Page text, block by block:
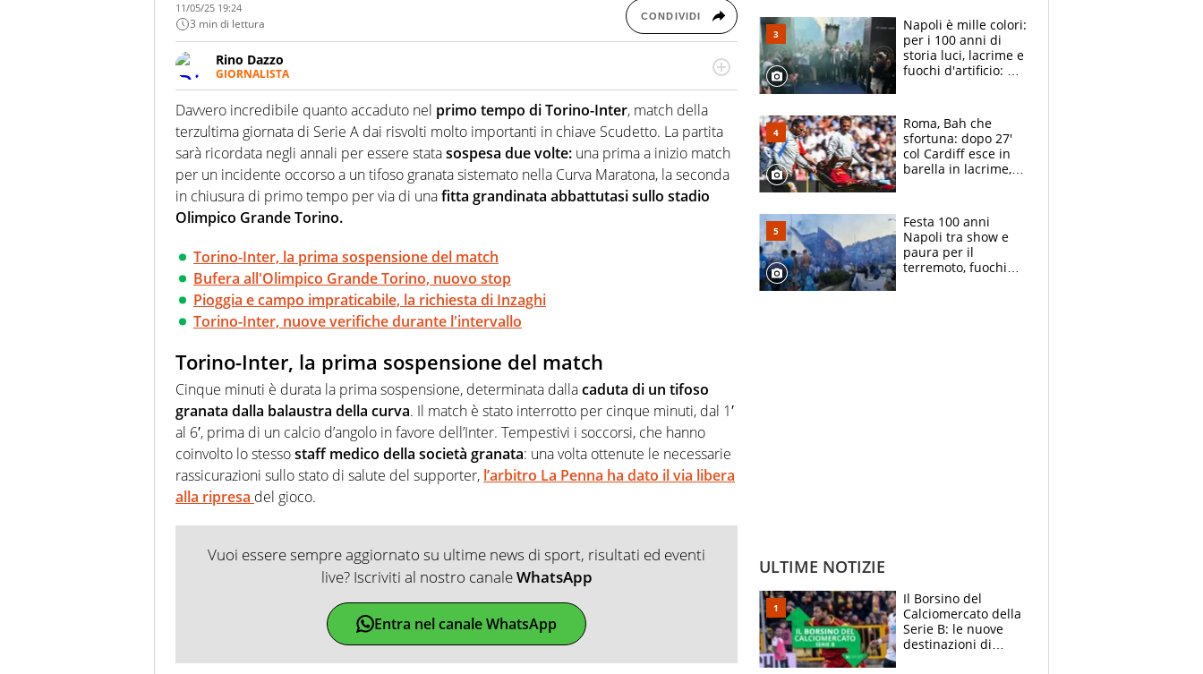
11/05/25 19:24
3 min di lettura CONDIVIDI
Rino Dazzo
GIORNALISTA
Se mai ci fosse modo di traslare il glossario del calcio in una nicchia di esperti, lui ne
farebbe parte. Non si perde una svista arbitrale né gli umori social del mondo delle
curve
Davvero incredibile quanto accaduto nel primo tempo di Torino-Inter, match della
terzultima giornata di Serie A dai risvolti molto importanti in chiave Scudetto. La partita
sarà ricordata negli annali per essere statasospesa due volte: una prima a inizio match
per un incidente occorso a un tifoso granata sistemato nella Curva Maratona, la seconda
in chiusura di primo tempo per via di unafitta grandinata abbattutasi sullo stadio
Olimpico Grande Torino.
Torino-Inter, la prima sospensione del match
Bufera all'Olimpico Grande Torino, nuovo stop
Pioggia e campo impraticabile, la richiesta di Inzaghi
Torino-Inter, nuove verifiche durante l'intervallo
Torino-Inter, la prima sospensione del match
Cinque minuti è durata la prima sospensione, determinata dallacaduta di un tifoso
granata dalla balaustra della curva. Il match è stato interrotto per cinque minuti, dal 1′
al 6′, prima di un calcio d’angolo in favore dell’Inter. Tempestivi i soccorsi, che hanno
coinvolto lo stessostaff medico della società granata: una volta ottenute le necessarie
rassicurazioni sullo stato di salute del supporter, l’arbitro La Penna ha dato il via libera
alla ripresa del gioco.
Vuoi essere sempre aggiornato su ultime news di sport, risultati ed eventi
live? Iscriviti al nostro canaleWhatsApp
Entra nel canale WhatsApp
bigliettini
Napoli è mille colori:
per i 100 anni di
storia luci, lacrime e
fuochi d'artificio: De
Roma, Bah che
sfortuna: dopo 27'
col Cardiff esce in
barella in lacrime,
prendono 3 gol in
45'
Festa 100 anni
Napoli tra show e
paura per il
terremoto, fuochi
ULTIME NOTIZIE
Il Borsino del
Calciomercato della
Serie B: le nuove
destinazioni di